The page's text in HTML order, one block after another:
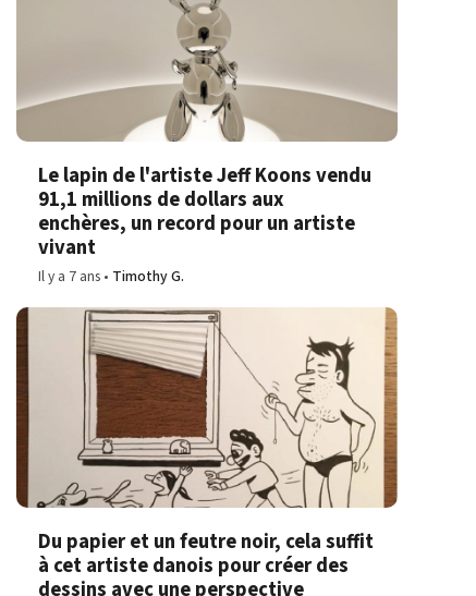
Le lapin de l'artiste Jeff Koons vendu
91,1 millions de dollars aux
enchères, un record pour un artiste
vivant
Il y a 7 ans Timothy G.
Du papier et un feutre noir, cela suffit
à cet artiste danois pour créer des
dessins avec une perspective